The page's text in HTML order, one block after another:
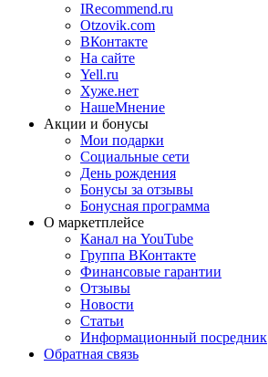
IRecommend.ru
Otzovik.com
ВКонтакте
На сайте
Yell.ru
Хуже.нет
НашеМнение
Акции и бонусы
Мои подарки
Социальные сети
День рождения
Бонусы за отзывы
Бонусная программа
О маркетплейсе
Канал на YouTube
Группа ВКонтакте
Финансовые гарантии
Отзывы
Новости
Статьи
Информационный посредник
Обратная связь